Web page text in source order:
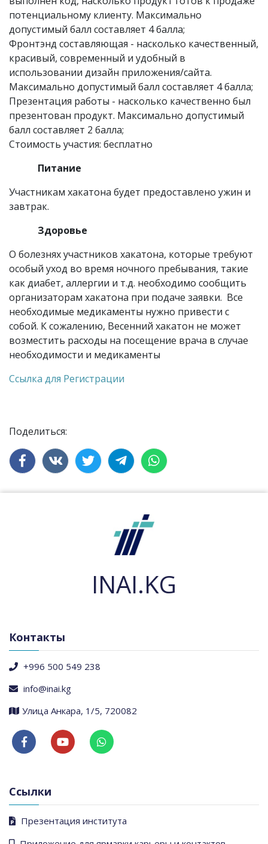
потенциальному клиенту. Максимально
допустимый балл составляет 4 балла;
Фронтэнд составляющая - насколько качественный,
красивый, современный и удобный в
использовании дизайн приложения/сайта.
Максимально допустимый балл составляет 4 балла;
Презентация работы - насколько качественно был
презентован продукт. Максимально допустимый
балл составляет 2 балла;
Стоимость участия: бесплатно
Питание
Участникам хакатона будет предоставлено ужин и
завтрак.
Здоровье
О болезнях участников хакатона, которые требуют
особый уход во время ночного пребывания, такие
как диабет, аллергии и т.д. необходимо сообщить
организаторам хакатона при подаче заявки. Все
необходимые медикаменты нужно привести с
собой. К сожалению, Весенний хакатон не может
возместить расходы на посещение врача в случае
необходимости и медикаменты
Ссылка для Регистрации
Поделиться:
INAI.KG
Контакты
+996 500 549 238
info@inai.kg
​Улица Анкара, 1/5, 720082
Ссылки
Презентация института